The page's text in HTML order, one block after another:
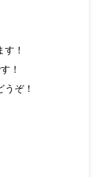
！
！
うぞ！